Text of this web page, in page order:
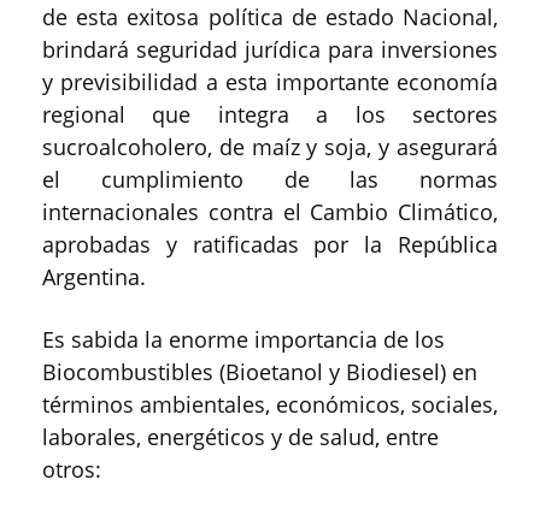
de esta exitosa política de estado Nacional,
brindará seguridad jurídica para inversiones
y previsibilidad a esta importante economía
regional que integra a los sectores
sucroalcoholero, de maíz y soja, y asegurará
el cumplimiento de las normas
internacionales contra el Cambio Climático,
aprobadas y ratificadas por la República
Argentina.
Es sabida la enorme importancia de los
Biocombustibles (Bioetanol y Biodiesel) en
términos ambientales, económicos, sociales,
laborales, energéticos y de salud, entre
otros: